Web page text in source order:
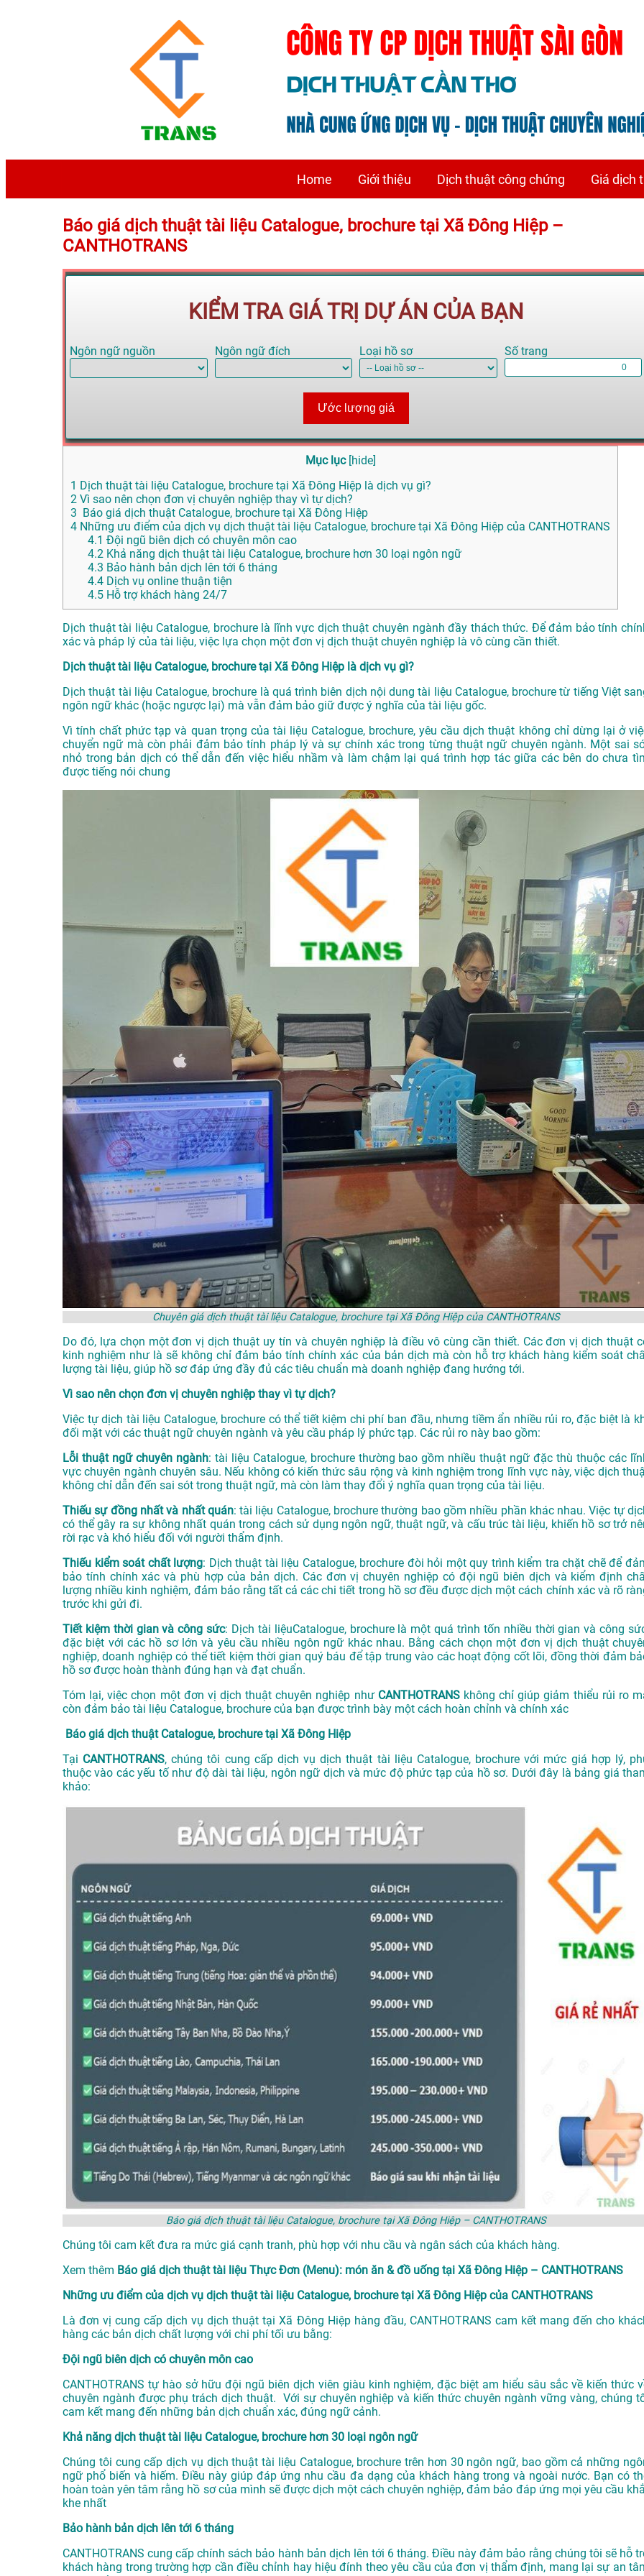
Home Giới thiệu Dịch thuật công chứng Giá dịch
Báo giá dịch thuật tài liệu Catalogue, brochure tại Xã Đông Hiệp –
CANTHOTRANS
KIỂM TRA GIÁ TRỊ DỰ ÁN CỦA BẠN
Ngôn ngữ nguồn Ngôn ngữ đích Loại hồ sơ Số trang
Ước lượng giá
Mục lục [hide]
1 Dịch thuật tài liệu Catalogue, brochure tại Xã Đông Hiệp là dịch vụ gì?
2 Vì sao nên chọn đơn vị chuyên nghiệp thay vì tự dịch?
3 Báo giá dịch thuật Catalogue, brochure tại Xã Đông Hiệp
4 Những ưu điểm của dịch vụ dịch thuật tài liệu Catalogue, brochure tại Xã Đông Hiệp của CANTHOTRANS
4.1 Đội ngũ biên dịch có chuyên môn cao
4.2 Khả năng dịch thuật tài liệu Catalogue, brochure hơn 30 loại ngôn ngữ
4.3 Bảo hành bản dịch lên tới 6 tháng
4.4 Dịch vụ online thuận tiện
4.5 Hỗ trợ khách hàng 24/7
Dịch thuật tài liệu Catalogue, brochure là lĩnh vực dịch thuật chuyên ngành đầy thách thức. Để đảm bảo tính
xác và pháp lý của tài liệu, việc lựa chọn một đơn vị dịch thuật chuyên nghiệp là vô cùng cần thiết.
Dịch thuật tài liệu Catalogue, brochure tại Xã Đông Hiệp là dịch vụ gì?
Dịch thuật tài liệu Catalogue, brochure là quá trình biên dịch nội dung tài liệu Catalogue, brochure từ tiếng Việt
ngôn ngữ khác (hoặc ngược lại) mà vẫn đảm bảo giữ được ý nghĩa của tài liệu gốc.
Vì tính chất phức tạp và quan trọng của tài liệu Catalogue, brochure, yêu cầu dịch thuật không chỉ dừng lại ở
chuyển ngữ mà còn phải đảm bảo tính pháp lý và sự chính xác trong từng thuật ngữ chuyên ngành. Một sai
nhỏ trong bản dịch có thể dẫn đến việc hiểu nhầm và làm chậm lại quá trình hợp tác giữa các bên do chưa
được tiếng nói chung
Chuyên giá dịch thuật tài liệu Catalogue, brochure tại Xã Đông Hiệp của CANTHOTRANS
Do đó, lựa chọn một đơn vị dịch thuật uy tín và chuyên nghiệp là điều vô cùng cần thiết. Các đơn vị dịch thuật
kinh nghiệm như là sẽ không chỉ đảm bảo tính chính xác của bản dịch mà còn hỗ trợ khách hàng kiểm soát
lượng tài liệu, giúp hồ sơ đáp ứng đầy đủ các tiêu chuẩn mà doanh nghiệp đang hướng tới.
Vì sao nên chọn đơn vị chuyên nghiệp thay vì tự dịch?
Việc tự dịch tài liệu Catalogue, brochure có thể tiết kiệm chi phí ban đầu, nhưng tiềm ẩn nhiều rủi ro, đặc biệt là
đối mặt với các thuật ngữ chuyên ngành và yêu cầu pháp lý phức tạp. Các rủi ro này bao gồm:
Lỗi thuật ngữ chuyên ngành: tài liệu Catalogue, brochure thường bao gồm nhiều thuật ngữ đặc thù thuộc các
vực chuyên ngành chuyên sâu. Nếu không có kiến thức sâu rộng và kinh nghiệm trong lĩnh vực này, việc dịch
không chỉ dẫn đến sai sót trong thuật ngữ, mà còn làm thay đổi ý nghĩa quan trọng của tài liệu.
Thiếu sự đồng nhất và nhất quán: tài liệu Catalogue, brochure thường bao gồm nhiều phần khác nhau. Việc tự
có thể gây ra sự không nhất quán trong cách sử dụng ngôn ngữ, thuật ngữ, và cấu trúc tài liệu, khiến hồ sơ trở
rời rạc và khó hiểu đối với người thẩm định.
Thiếu kiểm soát chất lượng: Dịch thuật tài liệu Catalogue, brochure đòi hỏi một quy trình kiểm tra chặt chẽ để
bảo tính chính xác và phù hợp của bản dịch. Các đơn vị chuyên nghiệp có đội ngũ biên dịch và kiểm định
lượng nhiều kinh nghiệm, đảm bảo rằng tất cả các chi tiết trong hồ sơ đều được dịch một cách chính xác và rõ
trước khi gửi đi.
Tiết kiệm thời gian và công sức: Dịch tài liệuCatalogue, brochure là một quá trình tốn nhiều thời gian và công
đặc biệt với các hồ sơ lớn và yêu cầu nhiều ngôn ngữ khác nhau. Bằng cách chọn một đơn vị dịch thuật
nghiệp, doanh nghiệp có thể tiết kiệm thời gian quý báu để tập trung vào các hoạt động cốt lõi, đồng thời đảm
hồ sơ được hoàn thành đúng hạn và đạt chuẩn.
Tóm lại, việc chọn một đơn vị dịch thuật chuyên nghiệp như CANTHOTRANSkhông chỉ giúp giảm thiểu rủi ro
còn đảm bảo tài liệu Catalogue, brochure của bạn được trình bày một cách hoàn chỉnh và chính xác
Báo giá dịch thuật Catalogue, brochure tại Xã Đông Hiệp
Tại CANTHOTRANS, chúng tôi cung cấp dịch vụ dịch thuật tài liệu Catalogue, brochure với mức giá hợp lý,
thuộc vào các yếu tố như độ dài tài liệu, ngôn ngữ dịch và mức độ phức tạp của hồ sơ. Dưới đây là bảng giá
khảo:
Báo giá dịch thuật tài liệu Catalogue, brochure tại Xã Đông Hiệp – CANTHOTRANS
Chúng tôi cam kết đưa ra mức giá cạnh tranh, phù hợp với nhu cầu và ngân sách của khách hàng.
Xem thêm Báo giá dịch thuật tài liệu Thực Đơn (Menu): món ăn & đồ uống tại Xã Đông Hiệp – CANTHOTRANS
Những ưu điểm của dịch vụ dịch thuật tài liệu Catalogue, brochure tại Xã Đông Hiệp của CANTHOTRANS
Là đơn vị cung cấp dịch vụdịch thuật tại Xã Đông Hiệphàng đầu, CANTHOTRANS cam kết mang đến cho
hàng các bản dịch chất lượng với chi phí tối ưu bằng:
Đội ngũ biên dịch có chuyên môn cao
CANTHOTRANS tự hào sở hữu đội ngũ biên dịch viên giàu kinh nghiệm, đặc biệt am hiểu sâu sắc về kiến thức
chuyên ngành được phụ trách dịch thuật. Với sự chuyên nghiệp và kiến thức chuyên ngành vững vàng, chúng
cam kết mang đến những bản dịch chuẩn xác, đúng ngữ cảnh.
Khả năng dịch thuật tài liệu Catalogue, brochure hơn 30 loại ngôn ngữ
Chúng tôi cung cấp dịch vụ dịch thuật tài liệu Catalogue, brochure trên hơn 30 ngôn ngữ, bao gồm cả những
ngữ phổ biến và hiếm. Điều này giúp đáp ứng nhu cầu đa dạng của khách hàng trong và ngoài nước. Bạn có
hoàn toàn yên tâm rằng hồ sơ của mình sẽ được dịch một cách chuyên nghiệp, đảm bảo đáp ứng mọi yêu cầu
khe nhất
Bảo hành bản dịch lên tới 6 tháng
CANTHOTRANS cung cấp chính sách bảo hành bản dịch lên tới 6 tháng. Điều này đảm bảo rằng chúng tôi sẽ hỗ
khách hàng trong trường hợp cần điều chỉnh hay hiệu đính theo yêu cầu của đơn vị thẩm định, mang lại sự an